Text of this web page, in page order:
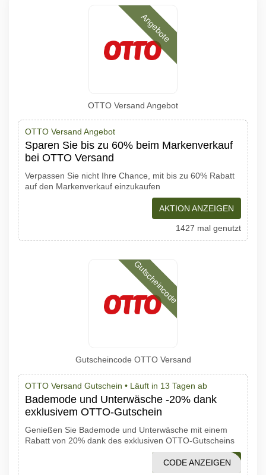
Angebote
OTTO Versand Angebot
OTTO Versand Angebot
Sparen Sie bis zu 60% beim Markenverkauf
bei OTTO Versand
Verpassen Sie nicht Ihre Chance, mit bis zu 60% Rabatt
auf den Markenverkauf einzukaufen
AKTION ANZEIGEN
1427 mal genutzt
Gutscheincode
Gutscheincode OTTO Versand
OTTO Versand Gutschein • Läuft in 13 Tagen ab
Bademode und Unterwäsche -20% dank
exklusivem OTTO-Gutschein
Genießen Sie Bademode und Unterwäsche mit einem
Rabatt von 20% dank des exklusiven OTTO-Gutscheins
22620
CODE ANZEIGEN